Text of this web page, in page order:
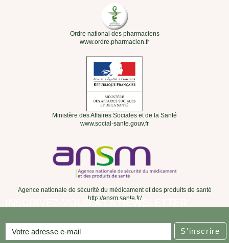
Ordre national des pharmaciens
www.ordre.pharmacien.fr
Ministère des Affaires Sociales et de la Santé
www.social-sante.gouv.fr
Agence nationale de sécurité du médicament et des produits de santé
http://ansm.sante.fr/
INSCRIVEZ-VOUS À LA NEWSLETTER
S'inscrire